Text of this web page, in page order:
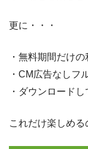
更に・・・
・無料期間だけ
・CM広告なしフ
・ダウンロード
これだけ楽しめる